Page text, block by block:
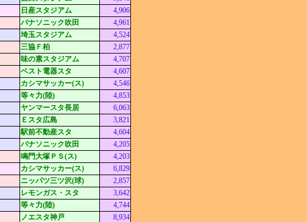
日産スタジアム
4,906
パナソニック吹田 4,961
埼玉スタジアム
4,524
三協Ｆ柏
2,877
味の素スタジアム
4,707
ベスト電器スタ
4,607
カシマサッカー(ス)
4,546
等々力(陸)
4,853
ヤンマースタ長居
6,063
Ｅスタ広島
3,821
駅前不動産スタ
4,604
パナソニック吹田 4,205
鳴門大塚ＰＳ(ス)
4,203
カシマサッカー(ス)
6,829
ニッパツ三ツ沢(球)
2,857
レモンガス・スタ
3,642
等々力(陸)
4,744
ノエスタ神戸
8,934